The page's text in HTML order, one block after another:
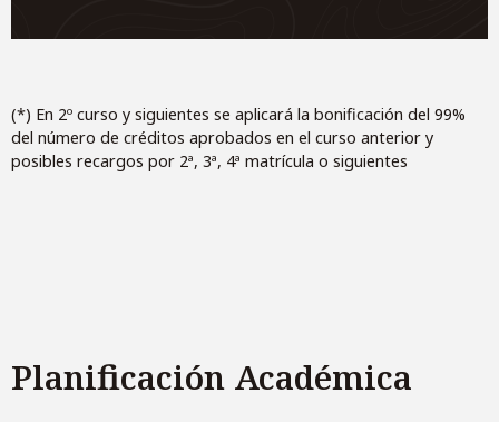
(*) En 2º curso y siguientes se aplicará la bonificación del 99%
del número de créditos aprobados en el curso anterior y
posibles recargos por 2ª, 3ª, 4ª matrícula o siguientes
Planificación Académica